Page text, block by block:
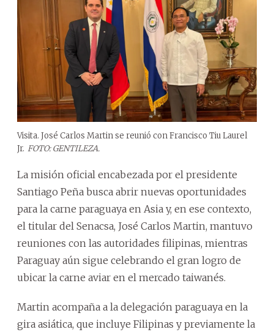
Visita. José Carlos Martin se reunió con Francisco Tiu Laurel
Jr. FOTO: GENTILEZA.
La misión oficial encabezada por el presidente
Santiago Peña busca abrir nuevas oportunidades
para la carne paraguaya en Asia y, en ese contexto,
el titular del Senacsa, José Carlos Martin, mantuvo
reuniones con las autoridades filipinas, mientras
Paraguay aún sigue celebrando el gran logro de
ubicar la carne aviar en el mercado taiwanés.
Martin acompaña a la delegación paraguaya en la
gira asiática, que incluye Filipinas y previamente la